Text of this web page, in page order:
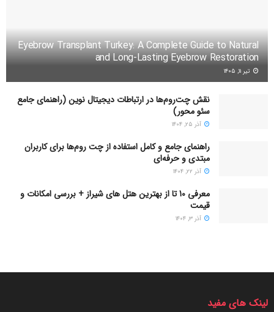
Eyebrow Transplant Turkey: A Complete Guide to Natural
and Long-Lasting Eyebrow Restoration
تیر ۱۱, ۱۴۰۵
نقش چت‌روم‌ها در ارتباطات دیجیتال نوین (راهنمای جامع
سئو محور)
آذر ۲۵, ۱۴۰۴
راهنمای جامع و کامل استفاده از چت روم‌ها برای کاربران
مبتدی و حرفه‌ای
آذر ۲۲, ۱۴۰۴
معرفی 10 تا از بهترین هتل های شیراز + بررسی امکانات و
قیمت
آذر ۳, ۱۴۰۴
لینک های مفید